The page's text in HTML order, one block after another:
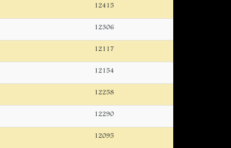
12415
12306
12117
12154
12258
12290
12095